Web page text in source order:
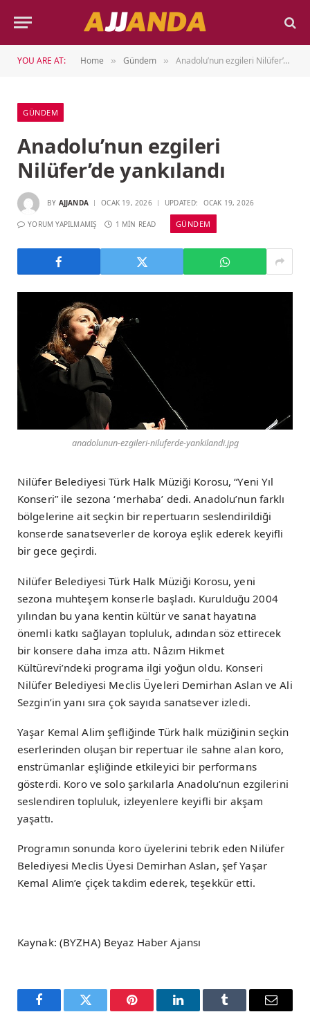
YOU ARE AT: Home » Gündem » Anadolu’nun ezgileri Nilüfer’de yankılandı
GÜNDEM
Anadolu’nun ezgileri
Nilüfer’de yankılandı
BY AJJANDA OCAK 19, 2026 UPDATED: OCAK 19, 2026
YORUM YAPILMAMIŞ 1 MIN READ GÜNDEM
anadolunun-ezgileri-niluferde-yankilandi.jpg
Nilüfer Belediyesi Türk Halk Müziği Korosu, “Yeni Yıl
Konseri” ile sezona ‘merhaba’ dedi. Anadolu’nun farklı
bölgelerine ait seçkin bir repertuarın seslendirildiği
konserde sanatseverler de koroya eşlik ederek keyifli
bir gece geçirdi.
Nilüfer Belediyesi Türk Halk Müziği Korosu, yeni
sezona muhteşem konserle başladı. Kurulduğu 2004
yılından bu yana kentin kültür ve sanat hayatına
önemli katkı sağlayan topluluk, adından söz ettirecek
bir konsere daha imza attı. Nâzım Hikmet
Kültürevi’ndeki programa ilgi yoğun oldu. Konseri
Nilüfer Belediyesi Meclis Üyeleri Demirhan Aslan ve Ali
Sezgin’in yanı sıra çok sayıda sanatsever izledi.
Yaşar Kemal Alim şefliğinde Türk halk müziğinin seçkin
eserlerinden oluşan bir repertuar ile sahne alan koro,
enstrümanlar eşliğinde etkileyici bir performans
gösterdi. Koro ve solo şarkılarla Anadolu’nun ezgilerini
seslendiren topluluk, izleyenlere keyifli bir akşam
yaşattı.
Programın sonunda koro üyelerini tebrik eden Nilüfer
Belediyesi Meclis Üyesi Demirhan Aslan, şef Yaşar
Kemal Alim’e çiçek takdim ederek, teşekkür etti.
Kaynak: (BYZHA) Beyaz Haber Ajansı